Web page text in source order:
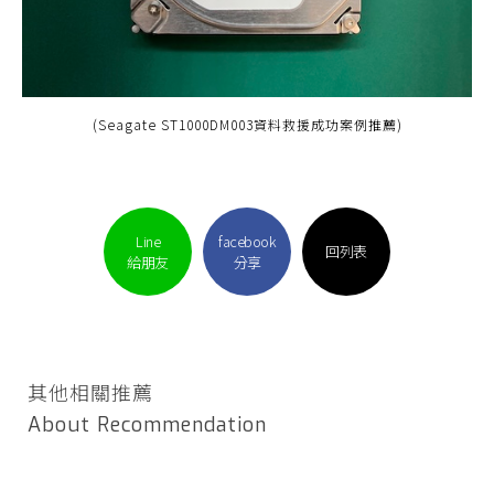
(Seagate ST1000DM003資料救援成功案例推薦)
Line
給朋友
facebook
分享
回列表
其他相關推薦
About Recommendation